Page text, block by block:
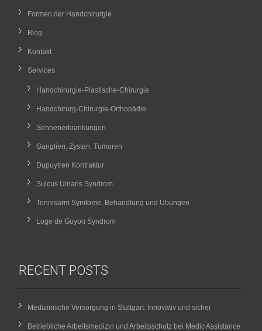
Formen der Handchirurgie
Blog
Kontakt
Services
Handchirurgie-Plastische-Chirurgie
Handchirurg-Chirurgie-Orthopädie
Sehnenerkrankungen
Ganglien, Zysten, Tumoren
Dupuytren Kontraktur
Sulcus Ulnaris Syndrom
Tennisarm Symtome, Behandlung und Übungen
Loge de Guyon Syndrom
RECENT POSTS
Medizinische Versorgung in Stuttgart: Innovativ und sicher
Betriebliche Arbeitsmedizin und Arbeitsschutz bei Medic Assistance